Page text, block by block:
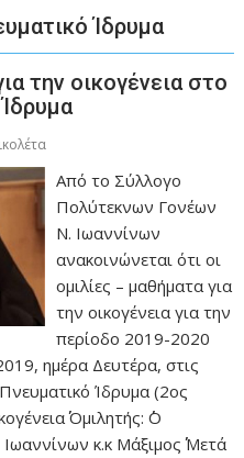
Ίδρυμα
την οικογένεια στο
Από το Σύλλογο
Πολύτεκνων Γονέων
Ν. Ιωαννίνων
ανακοινώνεται ότι οι
ομιλίες – μαθήματα για
την οικογένεια για την
περίοδο 2019-2020
ημέρα Δευτέρα, στις
Ίδρυμα (2ος
Ομιλητής: ΄΄Ο
κ.κ Μάξιμος΄΄ Μετά